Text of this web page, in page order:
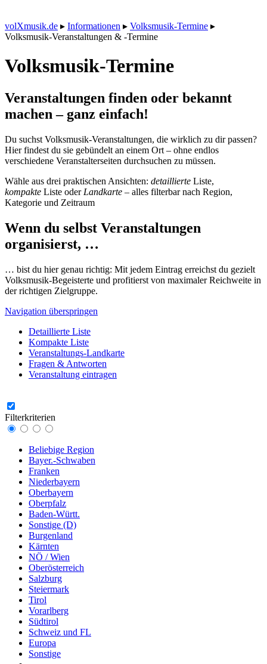
volXmusik.de ▸ Informationen ▸ Volksmusik-Termine ▸
Volksmusik-Veranstaltungen & -Termine
Volksmusik-Termine
Veranstaltungen finden oder bekannt
machen – ganz einfach!
Du suchst Volksmusik-Veranstaltungen, die wirklich zu dir passen?
Hier findest du sie gebündelt an einem Ort – ohne endlos
verschiedene Veranstalterseiten durchsuchen zu müssen.
Wähle aus drei praktischen Ansichten: detaillierte Liste,
kompakte Liste oder Landkarte – alles filterbar nach Region,
Kategorie und Zeitraum
Wenn du selbst Veranstaltungen
organisierst, …
… bist du hier genau richtig: Mit jedem Eintrag erreichst du gezielt
Volksmusik-Begeisterte und profitierst von maximaler Reichweite in
der richtigen Zielgruppe.
Navigation überspringen
Detaillierte Liste
Kompakte Liste
Veranstaltungs-Landkarte
Fragen & Antworten
Veranstaltung eintragen
Filterkriterien
Beliebige Region
Bayer.-Schwaben
Franken
Niederbayern
Oberbayern
Oberpfalz
Baden-Württ.
Sonstige (D)
Burgenland
Kärnten
NÖ / Wien
Oberösterreich
Salzburg
Steiermark
Tirol
Vorarlberg
Südtirol
Schweiz und FL
Europa
Sonstige